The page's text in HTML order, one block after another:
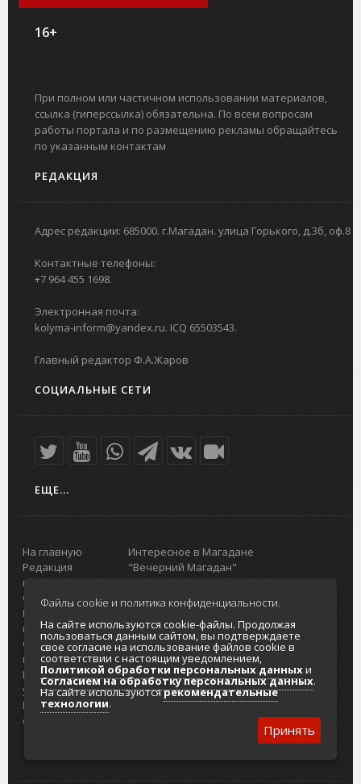
16+
При полном или частичном использовании материалов,
ссылка (гиперссылка) обязательна. По всем вопросам
работы портала и по размещению рекламы обращайтесь
по указанным контактам
РЕДАКЦИЯ
Адрес редакции: 685000. г.Магадан. улица Горького, д.3б, оф.8
Контактные телефоны:
+7 964 455 1698.
Электронная почта:
kolyma-inform@yandex.ru. ICQ 65503543.
Главный редактор Ф.А.Жаров
СОЦИАЛЬНЫЕ СЕТИ
ЕЩЕ...
На главную
Редакция
портала
О проекте
Реклама на
портале
Отзывы и
предложения
Интернет-
услуги
Разработка
сайтов
Интересное в Магадане
"Вечерний Магадан"
Реклама
Главный туристический портал
Колымы
Политика в отношении обработки
персональных данных
Согласие на обработку персональных
данных
Файлы cookie и политика конфиденциальности.
На сайте используются cookie-файлы. Продолжая
пользоваться данным сайтом, вы подтверждаете
свое согласие на использование файлов cookie в
соответствии с настоящим уведомлением,
Политикой обработки персональных данныхи
Согласием на обработку персональных данных.
На сайте используютсярекомендательные
технологии.
Принять